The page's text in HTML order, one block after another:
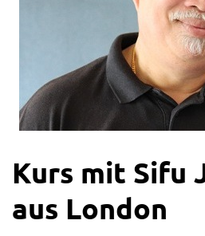
Kurs mit Sifu
aus London